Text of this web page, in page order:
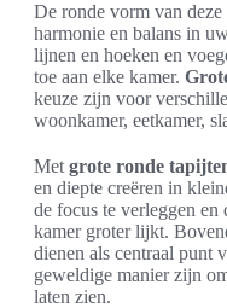
De ronde vorm van
harmonie en balans in
lijnen en hoeken en
toe aan elke kamer.
keuze zijn voor
woonkamer, eetkamer,
Met grote ronde
en diepte creëren in
de focus te verleggen en
kamer groter lijkt.
dienen als centraal punt
geweldige manier zijn
laten zien.